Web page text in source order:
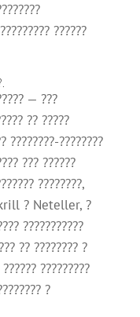
??????
— ???
?? ?????
????????-????????
??? ??????
????????,
? Neteller, ?
???????????
?? ???????? ?
?????????
?